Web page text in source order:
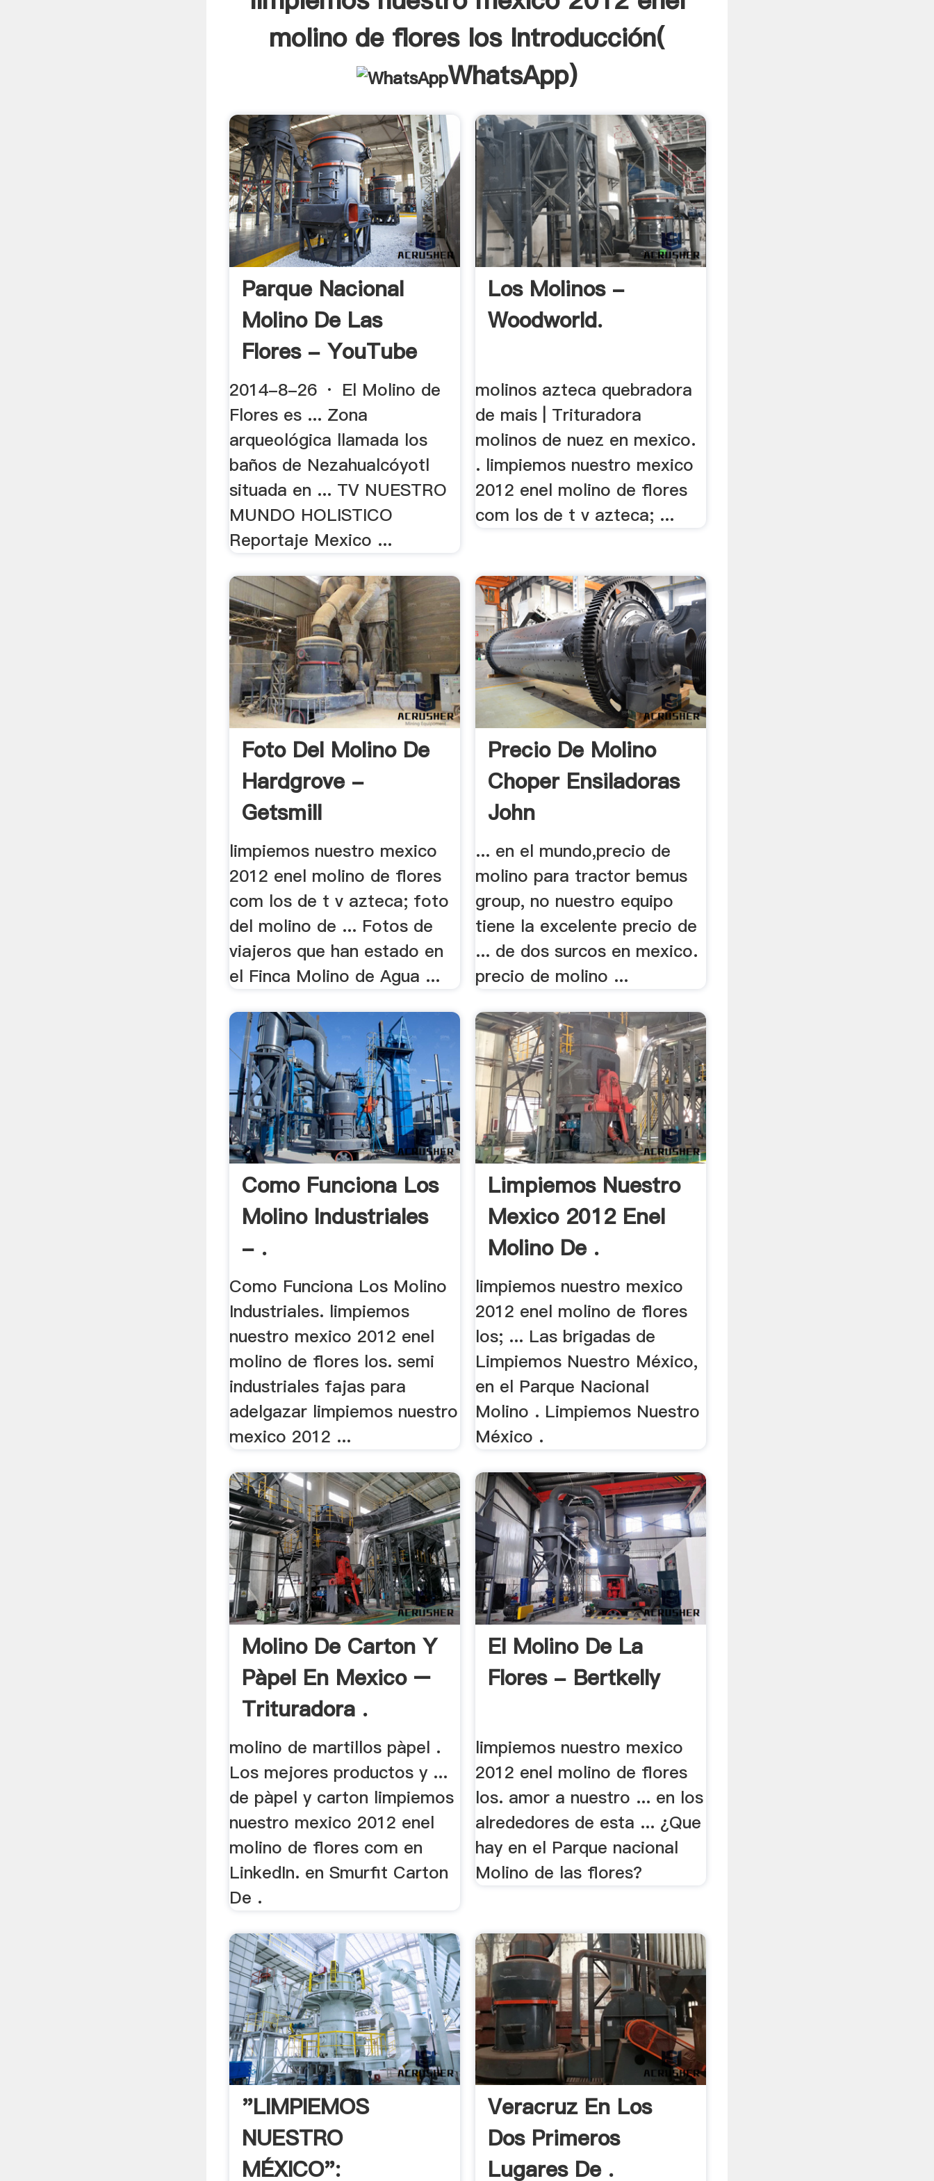
molino de flores los Introducción(
WhatsApp)
Parque Nacional
Molino De Las
Flores - YouTube
2014-8-26 · El Molino de
Flores es ... Zona
arqueológica llamada los
baños de Nezahualcóyotl
situada en ... TV NUESTRO
MUNDO HOLISTICO
Reportaje Mexico ...
Los Molinos -
Woodworld.
molinos azteca quebradora
de mais | Trituradora
molinos de nuez en mexico.
. limpiemos nuestro mexico
2012 enel molino de flores
com los de t v azteca; ...
Foto Del Molino De
Hardgrove -
Getsmill
limpiemos nuestro mexico
2012 enel molino de flores
com los de t v azteca; foto
del molino de ... Fotos de
viajeros que han estado en
el Finca Molino de Agua ...
Precio De Molino
Choper Ensiladoras
John
... en el mundo,precio de
molino para tractor bemus
group, no nuestro equipo
tiene la excelente precio de
... de dos surcos en mexico.
precio de molino ...
Como Funciona Los
Molino Industriales
- .
Como Funciona Los Molino
Industriales. limpiemos
nuestro mexico 2012 enel
molino de flores los. semi
industriales fajas para
adelgazar limpiemos nuestro
mexico 2012 ...
Limpiemos Nuestro
Mexico 2012 Enel
Molino De .
limpiemos nuestro mexico
2012 enel molino de flores
los; ... Las brigadas de
Limpiemos Nuestro México,
en el Parque Nacional
Molino . Limpiemos Nuestro
México .
Molino De Carton Y
Pàpel En Mexico –
Trituradora .
molino de martillos pàpel .
Los mejores productos y ...
de pàpel y carton limpiemos
nuestro mexico 2012 enel
molino de flores com en
LinkedIn. en Smurfit Carton
De .
El Molino De La
Flores - Bertkelly
limpiemos nuestro mexico
2012 enel molino de flores
los. amor a nuestro ... en los
alrededores de esta ... ¿Que
hay en el Parque nacional
Molino de las flores?
"LIMPIEMOS
NUESTRO
MÉXICO":
Veracruz En Los
Dos Primeros
Lugares De .